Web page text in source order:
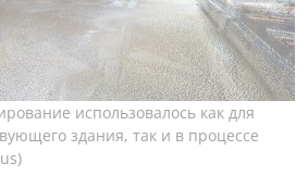
использовалось как для
здания, так и в процессе